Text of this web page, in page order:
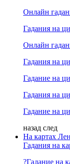
Онлайн
Гадания на
Онлайн
Гадания на
Гадание на
Гадания на
Гадание на
назад след
На картах
Гадания на
?Гадание на